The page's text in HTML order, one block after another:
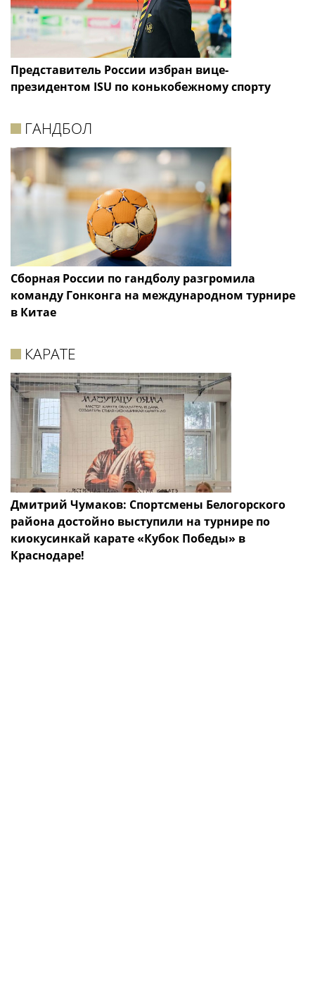
Представитель России избран вице-
президентом ISU по конькобежному спорту
ГАНДБОЛ
Сборная России по гандболу разгромила
команду Гонконга на международном турнире
в Китае
КАРАТЕ
Дмитрий Чумаков: Спортсмены Белогорского
района достойно выступили на турнире по
киокусинкай карате «Кубок Победы» в
Краснодаре!